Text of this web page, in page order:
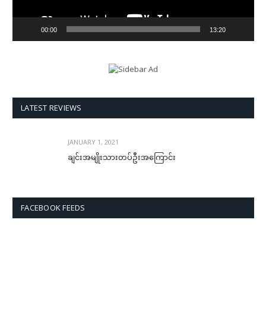
00:00 13:20
LATEST REVIEWS
JANUARY 1, 2021
ချင်းအမျိုးသားတပ်ဦးအကြောင်း
FACEBOOK FEEDS